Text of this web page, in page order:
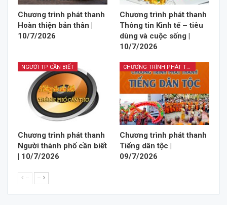
Chương trình phát thanh
Hoàn thiện bản thân |
10/7/2026
Chương trình phát thanh
Thông tin Kinh tế – tiêu
dùng và cuộc sống |
10/7/2026
NGƯỜI TP CẦN BIẾT
Chương trình phát thanh
Người thành phố cần biết
| 10/7/2026
CHƯƠNG TRÌNH PHÁT THANH TIẾNG DÂN TỘC
Chương trình phát thanh
Tiếng dân tộc |
09/7/2026
-- --